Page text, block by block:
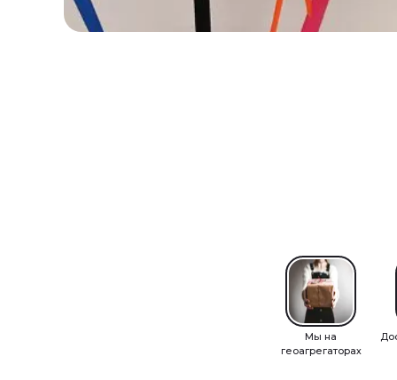
Мы на
геоагрегаторах